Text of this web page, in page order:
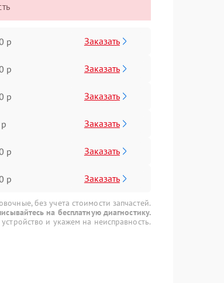
р Заказать
р Заказать
р Заказать
Заказать
р Заказать
р Заказать
без учета стоимости запчастей.
на бесплатную диагностику.
и укажем на неисправность.